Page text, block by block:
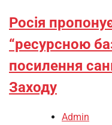
Росія
“ресурсною
посилення
Заходу
Admin